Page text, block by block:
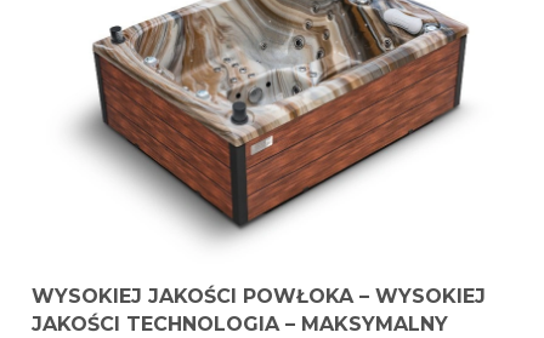
WYSOKIEJ JAKOŚCI POWŁOKA – WYSOKIEJ
JAKOŚCI TECHNOLOGIA – MAKSYMALNY